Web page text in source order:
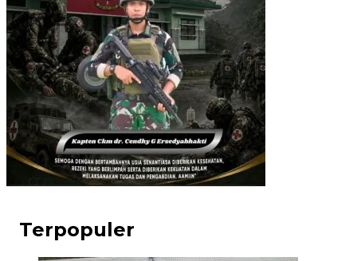
Terpopuler